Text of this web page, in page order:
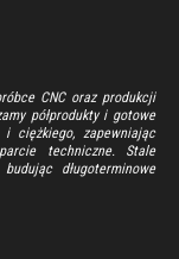
CNC oraz produkcji
półprodukty i gotowe
i ciężkiego, zapewniając
techniczne. Stale
długoterminowe